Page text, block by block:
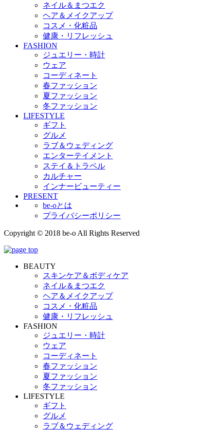
ネイル＆まつエク
ヘア＆メイクアップ
コスメ・化粧品
健康・リフレッシュ
FASHION
ジュエリー・時計
ウェア
コーディネート
春ファッション
夏ファッション
冬ファッション
LIFESTYLE
ギフト
グルメ
ラブ＆ウェディング
エンターテイメント
ステイ＆トラベル
カルチャー
インナービューティー
PRESENT
be-oとは
プライバシーポリシー
Copyright © 2018 be-o All Rights Reserved
BEAUTY
スキンケア＆ボディケア
ネイル＆まつエク
ヘア＆メイクアップ
コスメ・化粧品
健康・リフレッシュ
FASHION
ジュエリー・時計
ウェア
コーディネート
春ファッション
夏ファッション
冬ファッション
LIFESTYLE
ギフト
グルメ
ラブ＆ウェディング